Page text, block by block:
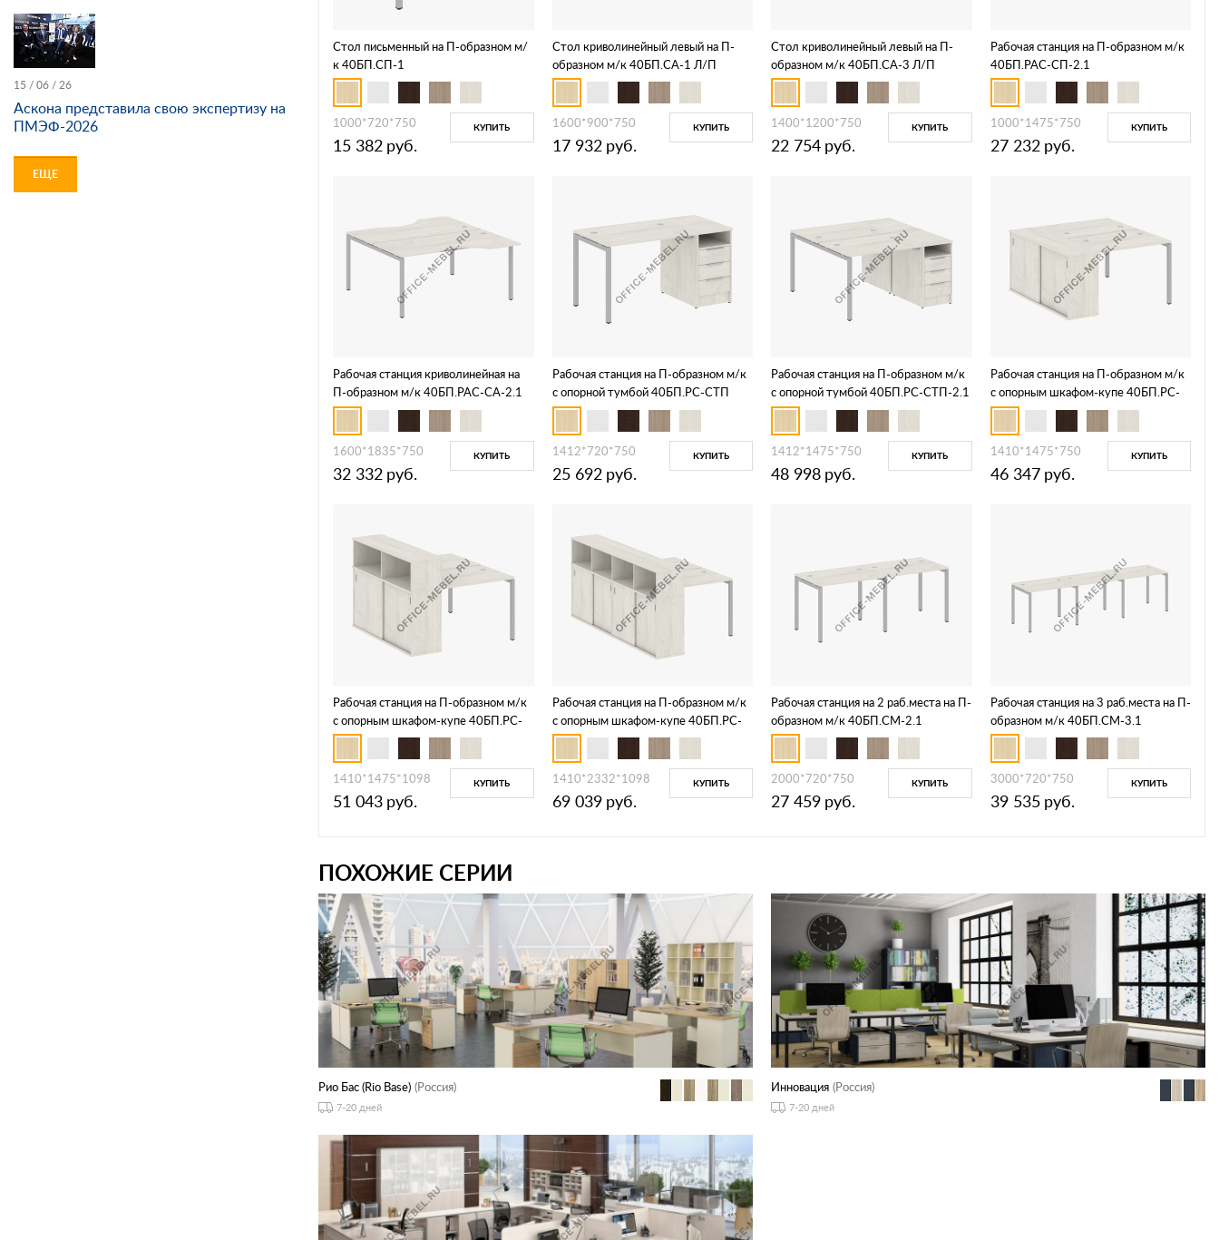
Стол письменный на П-образном м/
к 40БП.СП-1
1000*720*750
15 382 руб.
КУПИТЬ
Стол криволинейный левый на П-
образном м/к 40БП.СА-1 Л/П
1600*900*750
17 932 руб.
КУПИТЬ
Стол криволинейный левый на П-
образном м/к 40БП.СА-3 Л/П
1400*1200*750
22 754 руб.
КУПИТЬ
Рабочая станция на П-образном м/к
40БП.РАС-СП-2.1
1000*1475*750
27 232 руб.
КУПИТЬ
Рабочая станция криволинейная на
П-образном м/к 40БП.РАС-СА-2.1
1600*1835*750
32 332 руб.
КУПИТЬ
Рабочая станция на П-образном м/к
с опорной тумбой 40БП.РС-СТП
-1.1
1412*720*750
25 692 руб.
КУПИТЬ
Рабочая станция на П-образном м/к
с опорной тумбой 40БП.РС-СТП-2.1
1412*1475*750
48 998 руб.
КУПИТЬ
Рабочая станция на П-образном м/к
с опорным шкафом-купе 40БП.РС-
СШК-1.1 Т
1410*1475*750
46 347 руб.
КУПИТЬ
Рабочая станция на П-образном м/к
с опорным шкафом-купе 40БП.РС-
СШК-2.1 Т
1410*1475*1098
51 043 руб.
КУПИТЬ
Рабочая станция на П-образном м/к
с опорным шкафом-купе 40БП.РС-
СШК-4.1 Т
1410*2332*1098
69 039 руб.
КУПИТЬ
Рабочая станция на 2 раб.места на П-
образном м/к 40БП.СМ-2.1
2000*720*750
27 459 руб.
КУПИТЬ
Рабочая станция на 3 раб.места на П-
образном м/к 40БП.СМ-3.1
3000*720*750
39 535 руб.
КУПИТЬ
ПОХОЖИЕ СЕРИИ
Рио Бас (Rio Base) (Россия)
7-20 дней
Инновация (Россия)
7-20 дней
15 / 06 / 26
Аскона представила свою экспертизу на
ПМЭФ-2026
ЕЩЕ